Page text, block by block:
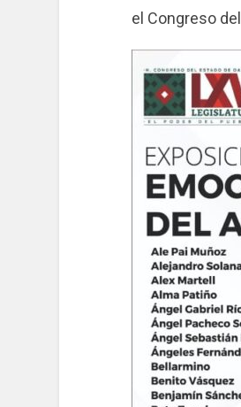
el Congreso